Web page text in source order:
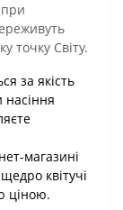
точку Світу.
за якість
магазині
квітучі
ціною.